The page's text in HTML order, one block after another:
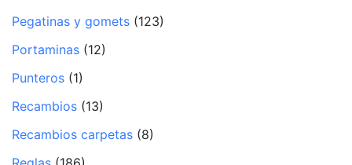
Pegatinas y gomets (123)
Portaminas (12)
Punteros (1)
Recambios (13)
Recambios carpetas (8)